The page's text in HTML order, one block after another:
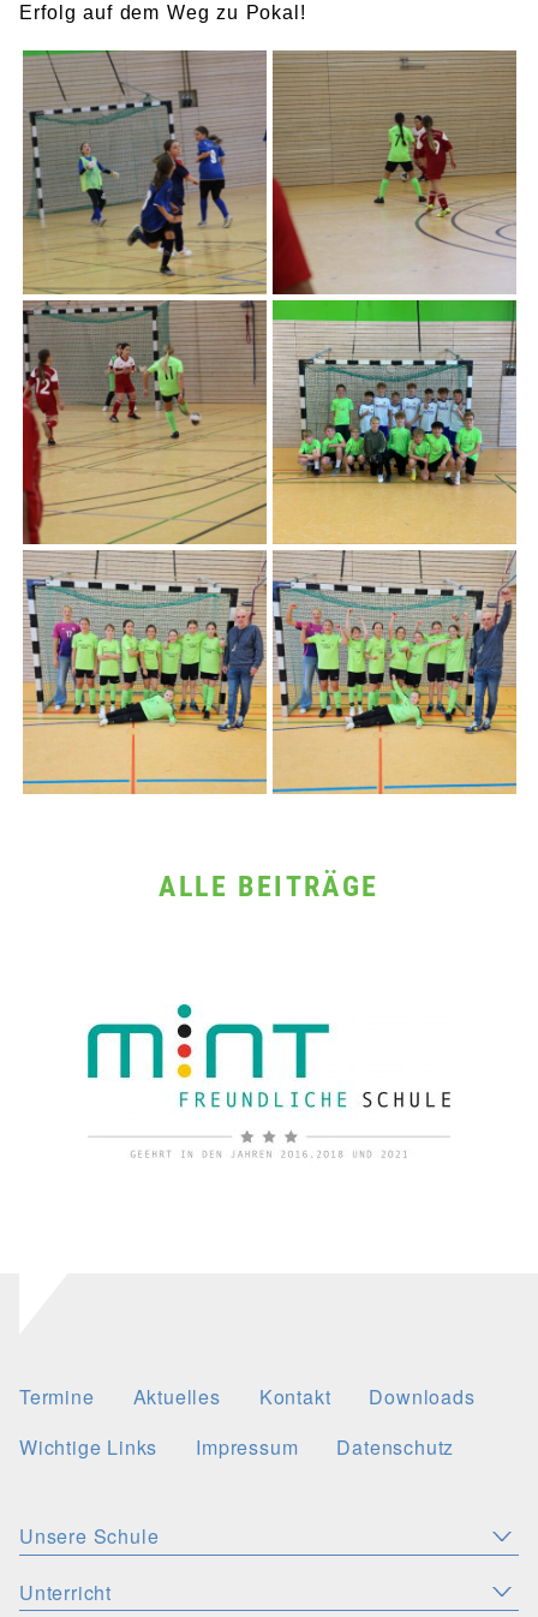
Erfolg auf dem Weg zu Pokal!
ALLE BEITRÄGE
Termine Aktuelles Kontakt
Downloads
Wichtige Links
Impressum Datenschutz
Unsere Schule
Aktuelles
KONZEPTE
Unterricht